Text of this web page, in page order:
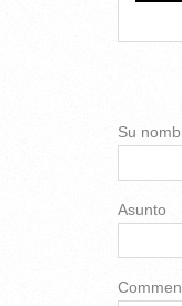
Su
Asunto